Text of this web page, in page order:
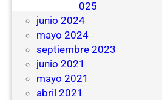
febrero 2025
junio 2024
mayo 2024
septiembre 2023
junio 2021
mayo 2021
abril 2021